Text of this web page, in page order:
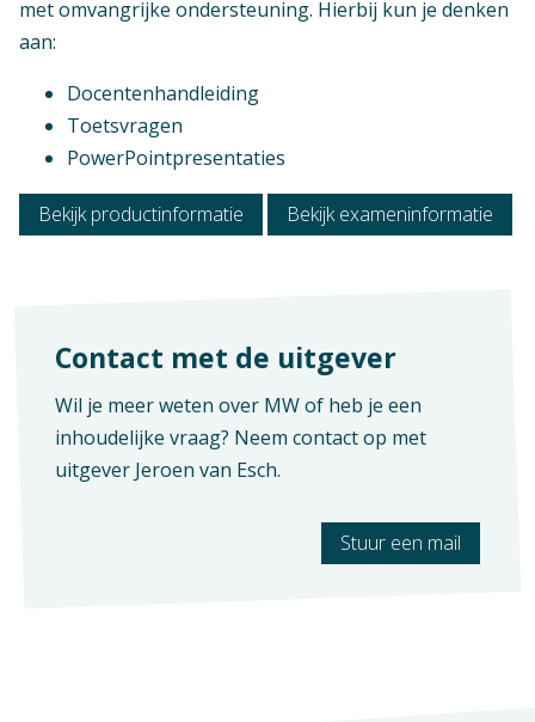
E+Boek
Aantal pagina's
100
met omvangrijke ondersteuning. Hierbij kun je denken
aan:
Docentenhandleiding
Toetsvragen
PowerPointpresentaties
Bekijk productinformatie Bekijk exameninformatie
Contact met de uitgever
Wil je meer weten over MW of heb je een
inhoudelijke vraag? Neem contact op met
uitgever Jeroen van Esch.
Stuur een mail